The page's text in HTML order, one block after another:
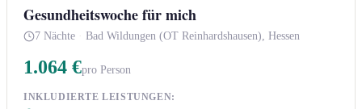
Gesundheitswoche für mich
7 Nächte · Bad Wildungen (OT Reinhardshausen), Hessen
1.064 €pro Person
INKLUDIERTE LEISTUNGEN: